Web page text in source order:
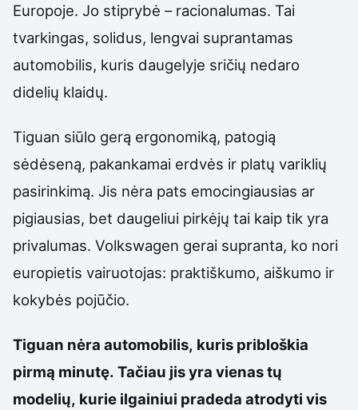
Europoje. Jo stiprybė – racionalumas. Tai
tvarkingas, solidus, lengvai suprantamas
automobilis, kuris daugelyje sričių nedaro
didelių klaidų.
Tiguan siūlo gerą ergonomiką, patogią
sėdėseną, pakankamai erdvės ir platų variklių
pasirinkimą. Jis nėra pats emocingiausias ar
pigiausias, bet daugeliui pirkėjų tai kaip tik yra
privalumas. Volkswagen gerai supranta, ko nori
europietis vairuotojas: praktiškumo, aiškumo ir
kokybės pojūčio.
Tiguan nėra automobilis, kuris pribloškia
pirmą minutę. Tačiau jis yra vienas tų
modelių, kurie ilgainiui pradeda atrodyti vis